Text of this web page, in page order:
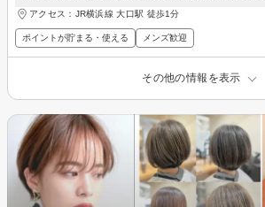
アクセス：JR横浜線 大口駅 徒歩1分
ポイントが貯まる・使える メンズ歓迎
その他の情報を表示